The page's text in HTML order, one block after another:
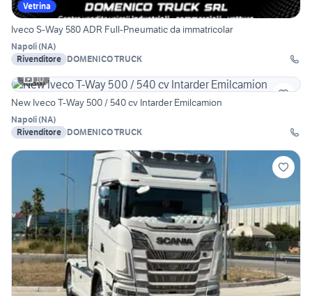
Vetrina
Iveco S-Way 580 ADR Full-Pneumatic da immatricolar
Napoli(NA)
Rivenditore DOMENICO TRUCK
10
New Iveco T-Way 500 / 540 cv Intarder Emilcamion
Napoli(NA)
Rivenditore DOMENICO TRUCK